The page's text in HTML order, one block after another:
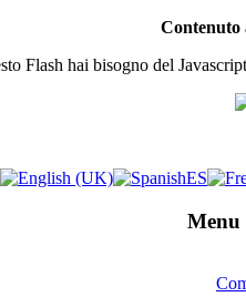
Contenuto
Flash hai bisogno del
Menu